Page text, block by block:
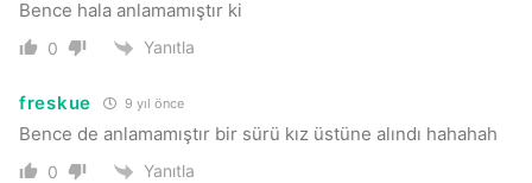
Bence hala anlamamıştır ki
0 Yanıtla
freskue 9 yıl önce
Bence de anlamamıştır bir sürü kız üstüne alındı hahahah
0 Yanıtla